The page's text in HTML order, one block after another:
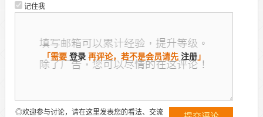
记住我
◎欢迎参与讨论，请在这里发表您的看法、交流
「需要 登录 再评论，若不是会员请先 注册」